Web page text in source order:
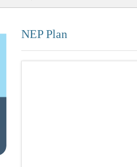
NEP Plan